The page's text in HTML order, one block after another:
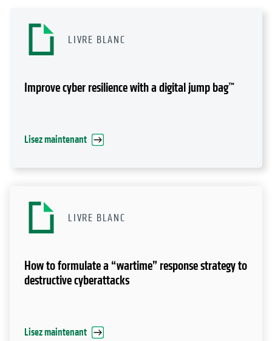
LIVRE BLANC
Improve cyber resilience with a digital jump bag™
Lisez maintenant
LIVRE BLANC
How to formulate a “wartime” response strategy to
destructive cyberattacks
Lisez maintenant